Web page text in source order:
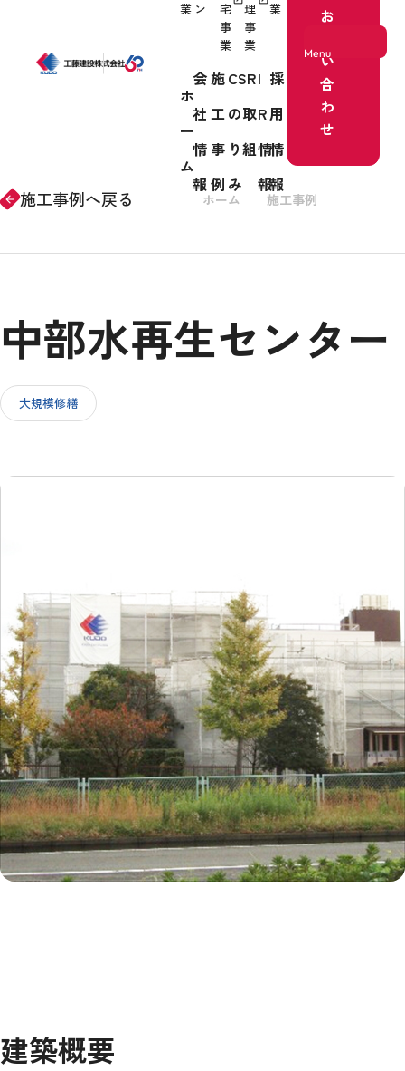
Menu
施工事例
CSRの取り組み
IR情報
お問い合わせ
業 ン
宅
事
業
理
事
業
業
ホ
ー
ム
会
社
情
報
施
工
事
例
CSR
の取
り組
み
I
R
情
報
採
用
情
報
お
い
合
わ
せ
arrow_forward 施工事例へ戻る ホーム 施工事例
中部水再生センター
大規模修繕
建築概要